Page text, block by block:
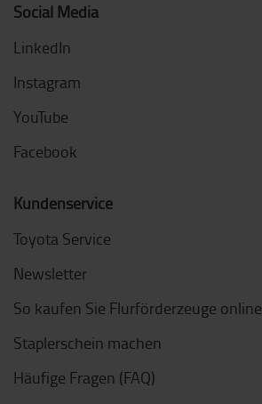
Social Media
LinkedIn
Instagram
YouTube
Facebook
Kundenservice
Toyota Service
Newsletter
So kaufen Sie Flurförderzeuge online
Staplerschein machen
Häufige Fragen (FAQ)